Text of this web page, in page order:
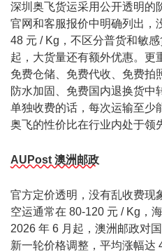
深圳 奥飞货运采用公开透明的
官网和客服报价中明确列出，
48 元 / Kg，不区分普货和敏
起，大货量还有额外优惠。更
免费仓储、免费代收、免费拍
防水加固、免费国内退换货中
单独收费的话，每次运输至少
奥飞的性价比在行业内处于领
AUPost 澳洲邮政
官方定价透明，没有乱收费现
空运通常在 80-120 元 / Kg，
2026 年 6 月起，澳洲邮政对
新一轮价格调整，平均涨幅达